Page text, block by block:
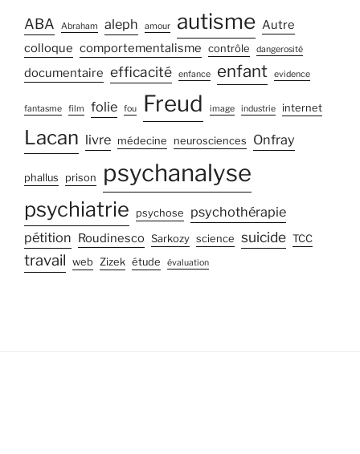
August
Aichhorn »
ABA Abraham aleph amour autisme Autre
colloque comportementalisme contrôle dangerosité
documentaire efficacité enfance enfant evidence
fantasme film folie fou Freud image industrie internet
Lacan livre médecine neurosciences Onfray
phallus prison psychanalyse
psychiatrie psychose
psychothérapie
pétition Roudinesco Sarkozy science suicide TCC
travail web Zizek étude évaluation